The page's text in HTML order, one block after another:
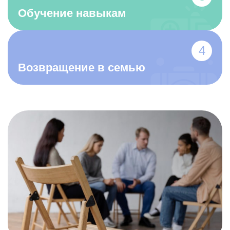
чтобы снизить риски, связанные с дальнейшим
ухудшением состояния здоровья и
Этапы программы реабилитации
лечению и восстановлению. Процесс начинается с
диагностической фазы и детоксикации, в рамках
которой проводится комплекс медицинских
процедур для удаления токсичных веществ из
организма и стабилизации физиологического
состояния пациента. Это критически важный этап,
так как он создает основу для дальнейшего
успешного лечения.
Следующий этап – основная реабилитация. В этой
фазе большое внимание уделяется медицинским и
психотерапевтическим методам лечения. Стоимость
реабилитационного процесса может существенно
Обучение навыкам
Возвращение в семью